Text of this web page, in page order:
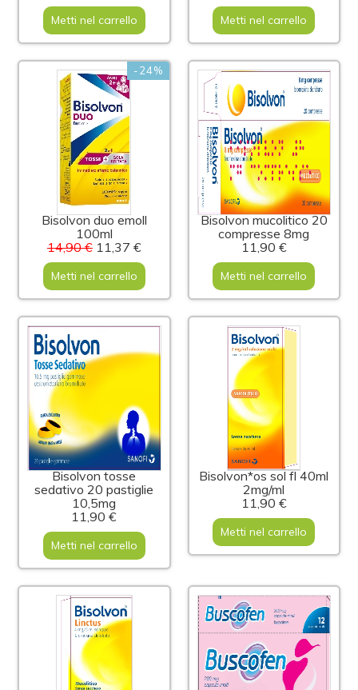
Metti nel carrello Metti nel carrello
-24%
Bisolvon duo emoll
100ml
14,90 €11,37 €
Metti nel carrello
Bisolvon mucolitico 20
compresse 8mg
11,90 €
Metti nel carrello
Bisolvon tosse
sedativo 20 pastiglie
10,5mg
11,90 €
Metti nel carrello
Bisolvon*os sol fl 40ml
2mg/ml
11,90 €
Metti nel carrello